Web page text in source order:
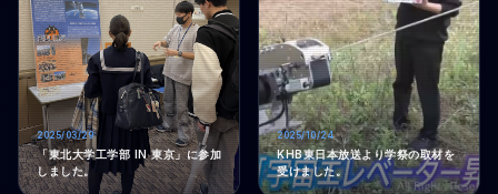
2025/03/29
「東北大学工学部 IN 東京」に参加
しました。
2025/10/24
KHB東日本放送より学祭の取材を
受けました。